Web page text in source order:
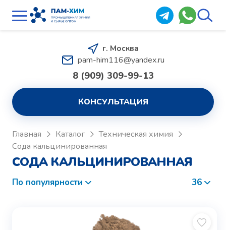
г. Москва
pam-him116@yandex.ru
8 (909) 309-99-13
КОНСУЛЬТАЦИЯ
Главная Каталог
Техническая химия
Сода кальцинированная
CОДА КАЛЬЦИНИРОВАННАЯ
По популярности 36